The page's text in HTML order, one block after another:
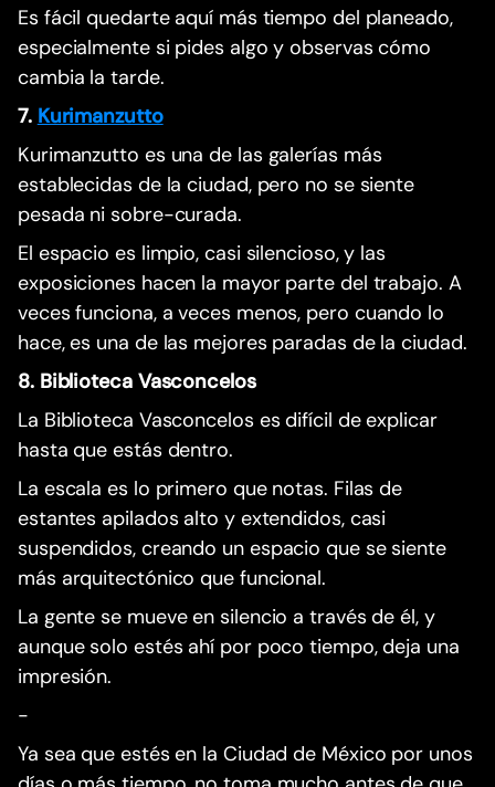
Es fácil quedarte aquí más tiempo del planeado,
especialmente si pides algo y observas cómo
cambia la tarde.
7. Kurimanzutto
Kurimanzutto es una de las galerías más
establecidas de la ciudad, pero no se siente
pesada ni sobre-curada.
El espacio es limpio, casi silencioso, y las
exposiciones hacen la mayor parte del trabajo. A
veces funciona, a veces menos, pero cuando lo
hace, es una de las mejores paradas de la ciudad.
8. Biblioteca Vasconcelos
La Biblioteca Vasconcelos es difícil de explicar
hasta que estás dentro.
La escala es lo primero que notas. Filas de
estantes apilados alto y extendidos, casi
suspendidos, creando un espacio que se siente
más arquitectónico que funcional.
La gente se mueve en silencio a través de él, y
aunque solo estés ahí por poco tiempo, deja una
impresión.
-
Ya sea que estés en la Ciudad de México por unos